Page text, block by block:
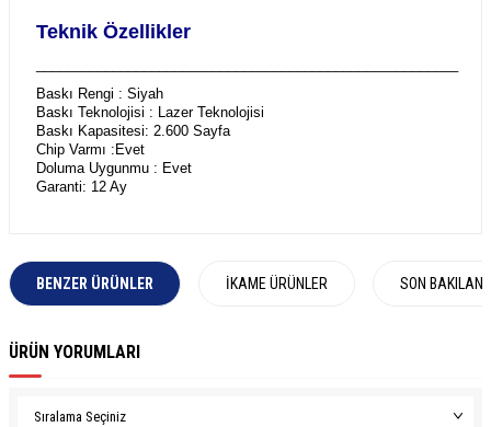
Teknik Özellikler
Baskı Rengi : Siyah
Baskı Teknolojisi : Lazer Teknolojisi
Baskı Kapasitesi: 2.600 Sayfa
Chip Varmı :Evet
Doluma Uygunmu : Evet
Garanti: 12 Ay
BENZER ÜRÜNLER İKAME ÜRÜNLER SON
ÜRÜN YORUMLARI